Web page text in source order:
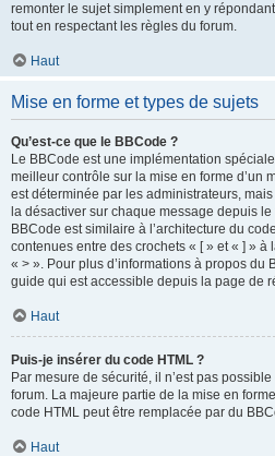
remonter le sujet simplement en y
tout en respectant les règles du forum.
Haut
Mise en forme et types de sujets
Qu’est-ce que le BBCode ?
Le BBCode est une implémentation
meilleur contrôle sur la mise en forme d’un
est déterminée par les administrateurs,
la désactiver sur chaque message depuis
BBCode est similaire à l’architecture du
contenues entre des crochets « [ » et « ] » à
« > ». Pour plus d’informations à propos du
guide qui est accessible depuis la page de
Haut
Puis-je insérer du code HTML ?
Par mesure de sécurité, il n’est pas
forum. La majeure partie de la mise en
code HTML peut être remplacée par du
Haut